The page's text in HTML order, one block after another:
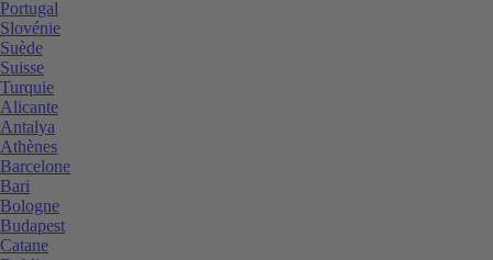
Portugal
Slovénie
Suède
Suisse
Turquie
Alicante
Antalya
Athènes
Barcelone
Bari
Bologne
Budapest
Catane